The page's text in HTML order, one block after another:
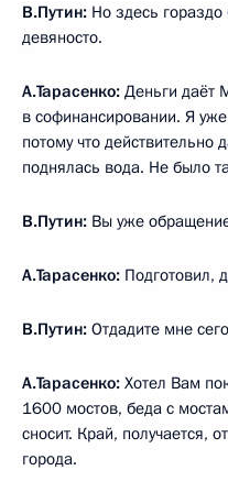
В.Путин: Но здесь
девяносто.
А.Тарасенко: Деньги даёт
в софинансировании. Я
потому что
поднялась вода. Не было
В.Путин: Вы уже
А.Тарасенко: Подготовил,
В.Путин: Отдадите мне
А.Тарасенко: Хотел Вам
1600 мостов, беда с
сносит. Край, получается,
города.